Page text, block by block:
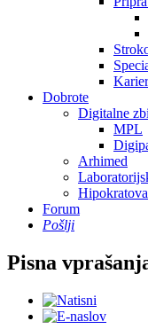
Dobrote
Digitalne
MPL
Arhimed
Forum
Pošlji
Pisna